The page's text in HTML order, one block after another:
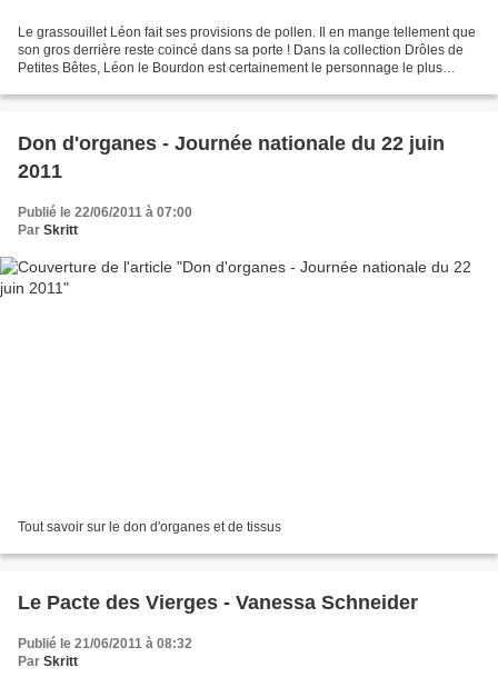
Le grassouillet Léon fait ses provisions de pollen. Il en mange tellement que
son gros derrière reste coincé dans sa porte ! Dans la collection Drôles de
Petites Bêtes, Léon le Bourdon est certainement le personnage le plus
Don d'organes - Journée nationale du 22 juin
2011
Publié le 22/06/2011 à 07:00
Par Skritt
Tout savoir sur le don d'organes et de tissus
Le Pacte des Vierges - Vanessa Schneider
Publié le 21/06/2011 à 08:32
Par Skritt